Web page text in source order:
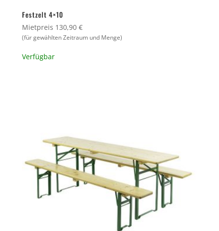
Festzelt 4×10
Mietpreis 130,90 €
(für gewählten Zeitraum und Menge)
Verfügbar